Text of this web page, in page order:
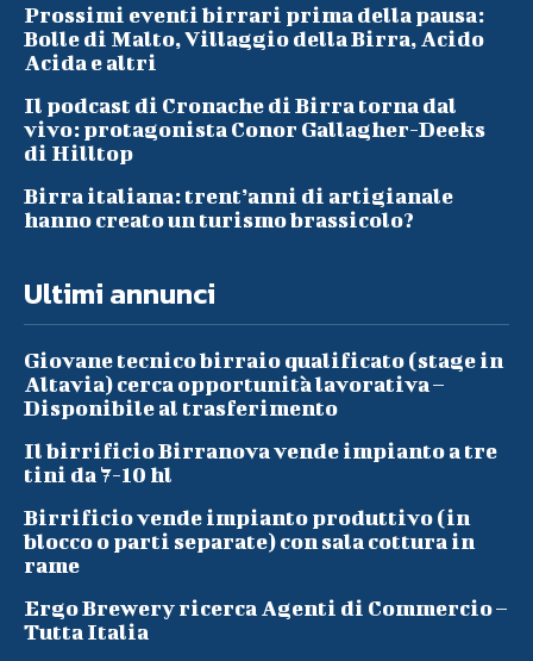
Prossimi eventi birrari prima della pausa:
Bolle di Malto, Villaggio della Birra, Acido
Acida e altri
Il podcast di Cronache di Birra torna dal
vivo: protagonista Conor Gallagher-Deeks
di Hilltop
Birra italiana: trent’anni di artigianale
hanno creato un turismo brassicolo?
Ultimi annunci
Giovane tecnico birraio qualificato (stage in
Altavia) cerca opportunità lavorativa –
Disponibile al trasferimento
Il birrificio Birranova vende impianto a tre
tini da 7-10 hl
Birrificio vende impianto produttivo (in
blocco o parti separate) con sala cottura in
rame
Ergo Brewery ricerca Agenti di Commercio –
Tutta Italia